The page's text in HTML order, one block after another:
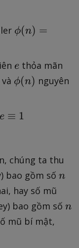
\
i(
n
(
1
)
(
q
-
1
ϕ(n) =
e
e thỏa mãn
<
n
)
và \
i
)
ϕ(n) nguyên
e ≡ 1
chúng ta thu
bao gồm số n
n
hay số mũ
bao gồm số n
n
mũ bí mật,